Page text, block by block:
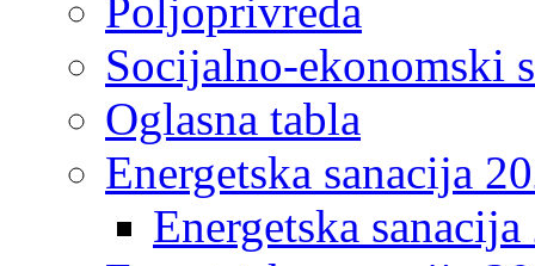
Poljoprivreda
Socijalno-ekonomski
Oglasna tabla
Energetska sanacija
Energetska